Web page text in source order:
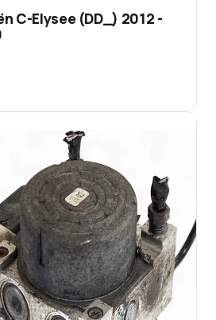
C-Elysee (DD_) 2012 -